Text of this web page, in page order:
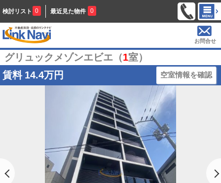
検討リスト 0 最近見た物件 0
お問合せ
グリュックメゾンエビエ（1室）
賃料 14.4万円 空室情報を確認